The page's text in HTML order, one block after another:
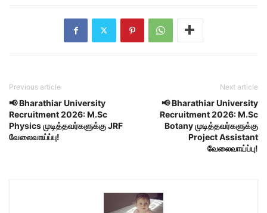
Previous article
📢 Bharathiar University
Recruitment 2026: M.Sc
Physics முடித்தவர்களுக்கு JRF
வேலைவாய்ப்பு!
Next article
📢 Bharathiar University
Recruitment 2026: M.Sc
Botany முடித்தவர்களுக்கு
Project Assistant
வேலைவாய்ப்பு!